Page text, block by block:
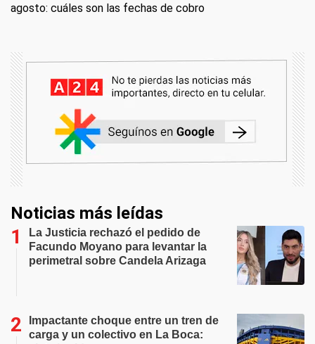
agosto: cuáles son las fechas de cobro
Noticias más leídas
La Justicia rechazó el pedido de
Facundo Moyano para levantar la
perimetral sobre Candela Arizaga
Impactante choque entre un tren de
carga y un colectivo en La Boca: